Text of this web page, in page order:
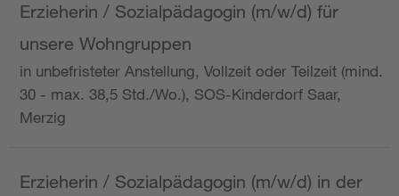
Erzieherin / Sozialpädagogin (m/w/d) für
unsere Wohngruppen
in unbefristeter Anstellung, Vollzeit oder Teilzeit (mind.
30 - max. 38,5 Std./Wo.), SOS-Kinderdorf Saar,
Merzig
Erzieherin / Sozialpädagogin (m/w/d) in der